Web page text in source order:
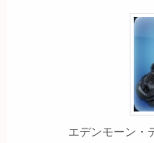
エデンモーン・